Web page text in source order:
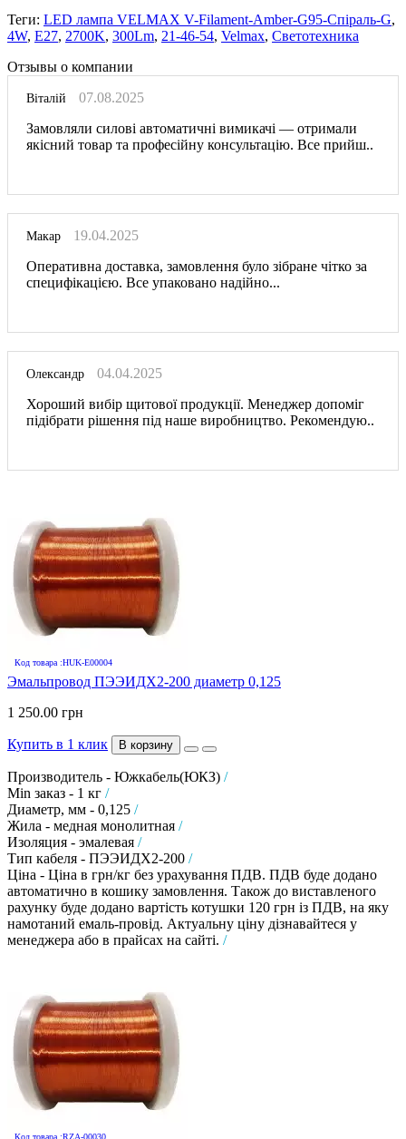
Теги: LED лампа VELMAX V-Filament-Amber-G95-Спіраль-G,
4W, E27, 2700K, 300Lm, 21-46-54, Velmax, Светотехника
Отзывы о компании
Віталій
07.08.2025
Замовляли силові автоматичні вимикачі — отримали
якісний товар та професійну консультацію. Все прийш..
Макар
19.04.2025
Оперативна доставка, замовлення було зібране чітко за
специфікацією. Все упаковано надійно...
Олександр
04.04.2025
Хороший вибір щитової продукції. Менеджер допоміг
підібрати рішення під наше виробництво. Рекомендую..
Код товара :HUK-E00004
Эмальпровод ПЭЭИДХ2-200 диаметр 0,125
1 250.00 грн
Купить в 1 клик В корзину
Производитель - Южкабель(ЮКЗ) /
Min заказ - 1 кг /
Диаметр, мм - 0,125 /
Жила - медная монолитная /
Изоляция - эмалевая /
Тип кабеля - ПЭЭИДХ2-200 /
Ціна - Ціна в грн/кг без урахування ПДВ. ПДВ буде додано
автоматично в кошику замовлення. Також до виставленого
рахунку буде додано вартість котушки 120 грн із ПДВ, на яку
намотаний емаль-провід. Актуальну ціну дізнавайтеся у
менеджера або в прайсах на сайті. /
Код товара :RZA-00030